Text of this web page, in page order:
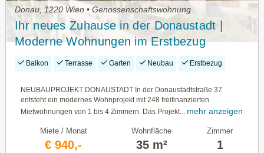
Donau, 1220 Wien • Genossenschaftswohnung
Ihr neues Zuhause in der Donaustadt |
Moderne Wohnungen im Erstbezug
Balkon Terrasse Garten Neubau Erstbezug
NEUBAUPROJEKT DONAUSTADT In der Donaustadtstraße 37
entsteht ein modernes Wohnprojekt mit 248 freifinanzierten
Mietwohnungen von 1 bis 4 Zimmern. Das Projekt...
mehr anzeigen
Miete / Monat
€ 940,-
Wohnfläche
35 m²
Zimmer
1